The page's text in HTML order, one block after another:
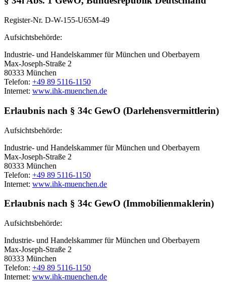
Register-Nr. D-W-155-U65M-49
Aufsichtsbehörde:
Industrie- und Handelskammer für München und Oberbayern
Max-Joseph-Straße 2
80333 München
Telefon: +49 89 5116-1150
Internet: www.ihk-muenchen.de
Erlaubnis nach § 34c GewO (Darlehensvermittlerin)
Aufsichtsbehörde:
Industrie- und Handelskammer für München und Oberbayern
Max-Joseph-Straße 2
80333 München
Telefon: +49 89 5116-1150
Internet: www.ihk-muenchen.de
Erlaubnis nach § 34c GewO (Immobilienmaklerin)
Aufsichtsbehörde:
Industrie- und Handelskammer für München und Oberbayern
Max-Joseph-Straße 2
80333 München
Telefon: +49 89 5116-1150
Internet: www.ihk-muenchen.de